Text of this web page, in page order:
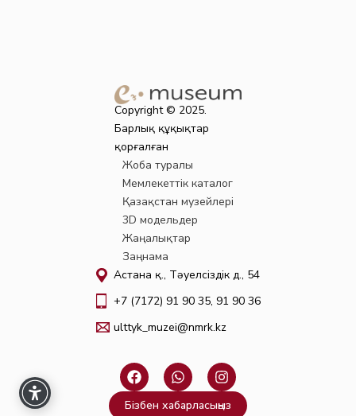
Copyright © 2025.
Барлық құқықтар
қорғалған
Жоба туралы
Мемлекеттік каталог
Қазақстан музейлері
3D модельдер
Жаңалықтар
Заңнама
Астана қ., Тәуелсіздік д., 54
+7 (7172) 91 90 35, 91 90 36
ulttyk_muzei@nmrk.kz
F
a
c
W
h
a
I
n
Бізбен хабарласыңыз